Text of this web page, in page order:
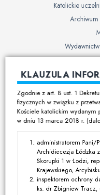
Katolickie
Kalendarz
Ruchy i
KLAUZULA
Zgodnie z art. 8 ust. 1
fizycznych w związku z
Kościele katolickim wydanym
w dniu 13 marca 2018 r.
administratorem Pani/
Archidiecezja Łódzka
Skorupki 1 w Łodzi,
Krajewskiego,
inspektorem ochrony
ks. dr Zbigniew